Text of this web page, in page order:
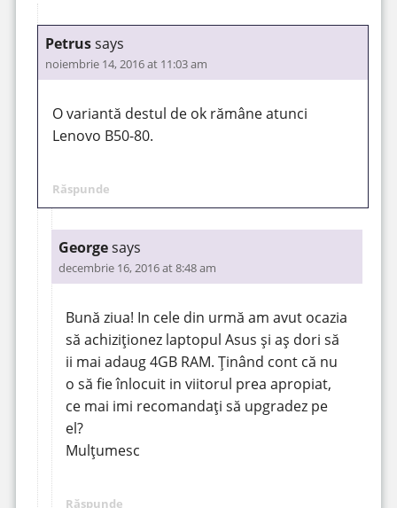
Petrussays
noiembrie 14, 2016 at 11:03 am
O variantă destul de ok rămâne atunci
Lenovo B50-80.
Răspunde
Georgesays
decembrie 16, 2016 at 8:48 am
Bună ziua! In cele din urmă am avut ocazia
să achiziționez laptopul Asus și aș dori să
ii mai adaug 4GB RAM. Ținând cont că nu
o să fie înlocuit in viitorul prea apropiat,
ce mai imi recomandați să upgradez pe
el?
Mulțumesc
Răspunde